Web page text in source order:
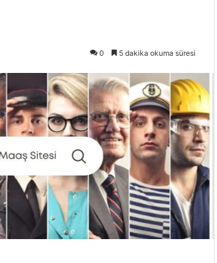
0 5 dakika okuma süresi